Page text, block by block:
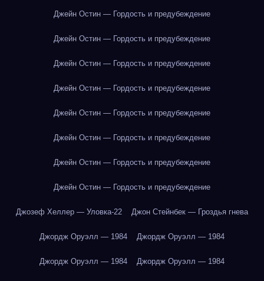
Джейн Остин — Гордость и предубеждение
Джейн Остин — Гордость и предубеждение
Джейн Остин — Гордость и предубеждение
Джейн Остин — Гордость и предубеждение
Джейн Остин — Гордость и предубеждение
Джейн Остин — Гордость и предубеждение
Джейн Остин — Гордость и предубеждение
Джейн Остин — Гордость и предубеждение
Джозеф Хеллер — Уловка-22 Джон Стейнбек — Гроздья гнева
Джордж Оруэлл — 1984 Джордж Оруэлл — 1984
Джордж Оруэлл — 1984 Джордж Оруэлл — 1984